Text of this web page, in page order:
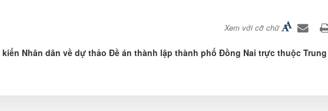
Xem với cỡ chữ
kiến Nhân dân về dự thảo Đề án thành lập thành phố Đồng Nai trực thuộc